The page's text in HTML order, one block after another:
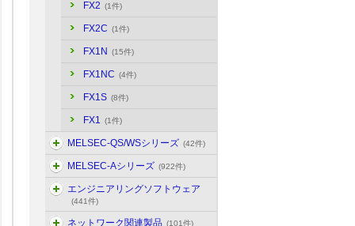
FX2 (1件)
FX2C (1件)
FX1N (15件)
FX1NC (4件)
FX1S (8件)
FX1 (1件)
MELSEC-QS/WSシリーズ (42件)
MELSEC-Aシリーズ (922件)
エンジニアリングソフトウェア
(441件)
ネットワーク関連製品 (101件)